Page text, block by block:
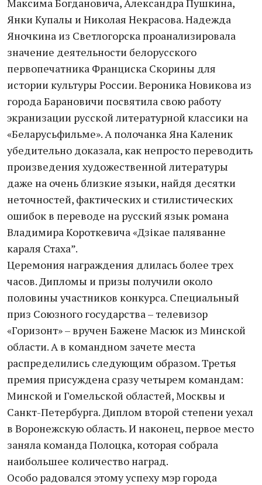
Максима Богдановича, Александра Пушкина,
Янки Купалы и Николая Некрасова. Надежда
Яночкина из Светлогорска проанализировала
значение деятельности белорусского
первопечатника Франциска Скорины для
истории культуры России. Вероника Новикова из
города Барановичи посвятила свою работу
экранизации русской литературной классики на
«Беларусьфильме». А полочанка Яна Каленик
убедительно доказала, как непросто переводить
произведения художественной литературы
даже на очень близкие языки, найдя десятки
неточностей, фактических и стилистических
ошибок в переводе на русский язык романа
Владимира Короткевича «Дзікае паляванне
караля Стаха”.
Церемония награждения длилась более трех
часов. Дипломы и призы получили около
половины участников конкурса. Специальный
приз Союзного государства – телевизор
«Горизонт» – вручен Бажене Масюк из Минской
области. А в командном зачете места
распределились следующим образом. Третья
премия присуждена сразу четырем командам:
Минской и Гомельской областей, Москвы и
Санкт-Петербурга. Диплом второй степени уехал
в Воронежскую область. И наконец, первое место
заняла команда Полоцка, которая собрала
наибольшее количество наград.
Особо радовался этому успеху мэр города